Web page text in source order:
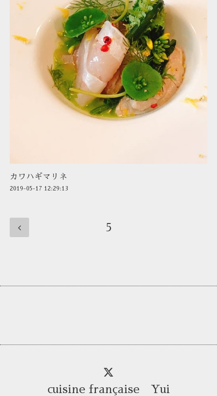
カワハギマリネ
2019-05-17 12:29:13
5
cuisine française Yui